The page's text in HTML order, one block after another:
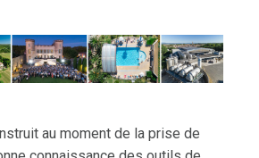
au moment de la prise de